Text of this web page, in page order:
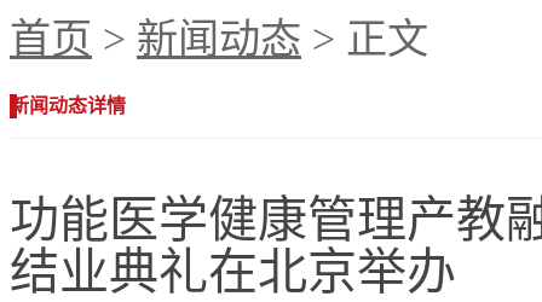
首页 > 新闻动态 > 正文
新闻动态详情
功能医学健康管理产教
结业典礼在北京举办